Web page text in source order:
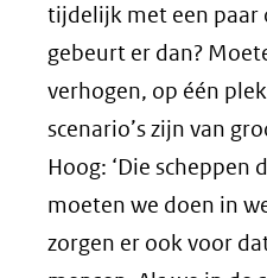
tijdelijk met een paar
gebeurt er dan?
verhogen, op één
scenario’s zijn van
Hoog: ‘Die
moeten we doen in
zorgen er ook voor